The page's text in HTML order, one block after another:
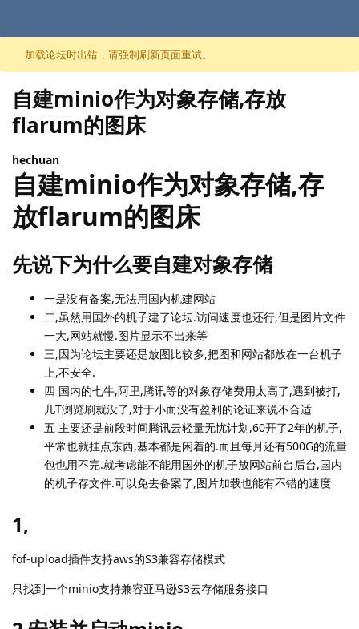
跳至内容
加载论坛时出错，请强制刷新页面重试。
自建minio作为对象存储,存放
flarum的图床
hechuan
自建minio作为对象存储,存
放flarum的图床
先说下为什么要自建对象存储
一是没有备案,无法用国内机建网站
二,虽然用国外的机子建了论坛.访问速度也还行,但是图片文件
一大,网站就慢.图片显示不出来等
三,因为论坛主要还是放图比较多,把图和网站都放在一台机子
上,不安全.
四 国内的七牛,阿里,腾讯等的对象存储费用太高了,遇到被打,
几T浏览刷就没了,对于小而没有盈利的论证来说不合适
五 主要还是前段时间腾讯云轻量无忧计划,60开了2年的机子,
平常也就挂点东西,基本都是闲着的.而且每月还有500G的流量
包也用不完.就考虑能不能用国外的机子放网站前台后台,国内
的机子存文件.可以免去备案了,图片加载也能有不错的速度
1,
fof-upload插件支持aws的S3兼容存储模式
只找到一个minio支持兼容亚马逊S3云存储服务接口